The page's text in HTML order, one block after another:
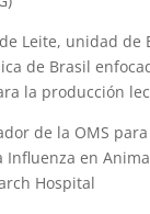
Leite, unidad de
de Brasil
la producción
de la OMS
Influenza en
Hospital